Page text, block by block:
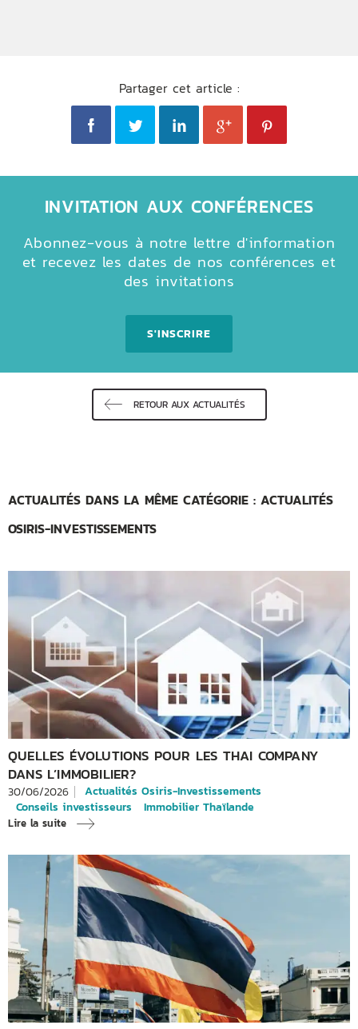
Partager cet article :
INVITATION AUX CONFÉRENCES
Abonnez-vous à notre lettre d'information
et recevez les dates de nos conférences et
des invitations
S'INSCRIRE
RETOUR AUX ACTUALITÉS
ACTUALITÉS DANS LA MÊME CATÉGORIE : ACTUALITÉS
OSIRIS-INVESTISSEMENTS
QUELLES ÉVOLUTIONS POUR LES THAI COMPANY
DANS L’IMMOBILIER?
30/06/2026
Actualités Osiris-Investissements
Conseils investisseurs
Immobilier Thaïlande
Lire la suite